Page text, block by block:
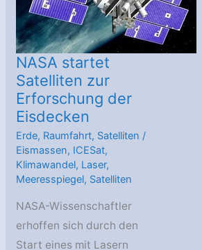
NASA startet
Satelliten zur
Erforschung der
Eisdecken
Erde, Raumfahrt, Satelliten /
Eismassen, ICESat,
Klimawandel, Laser,
Meeresspiegel, Satelliten
NASA-Wissenschaftler
erhoffen sich durch den
Start eines mit Lasern